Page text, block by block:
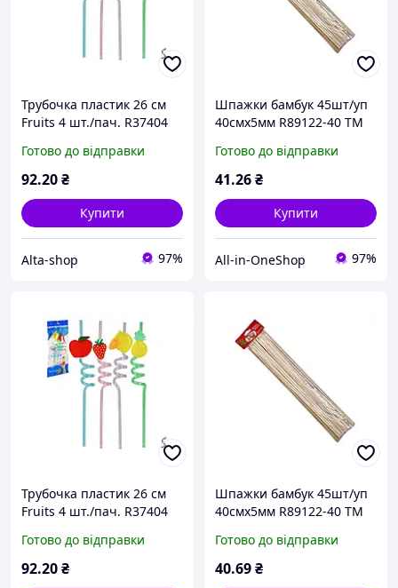
Трубочка пластик 26 см
Fruits 4 шт./пач. R37404
Готово до відправки
92.20₴
Купити
Alta-shop 97%
Шпажки бамбук 45шт/уп
40смх5мм R89122-40 ТМ
Готово до відправки
41.26₴
Купити
All-in-OneShop 97%
Трубочка пластик 26 см
Fruits 4 шт./пач. R37404
Готово до відправки
92.20₴
Шпажки бамбук 45шт/уп
40смх5мм R89122-40 ТМ
Готово до відправки
40.69₴